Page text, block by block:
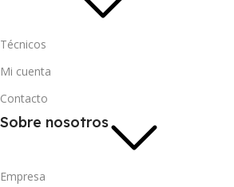
Técnicos
Mi cuenta
Contacto
Sobre nosotros
Empresa